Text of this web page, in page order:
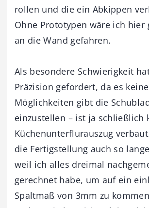
rollen und die ein Abkippen
Ohne Prototypen wäre ich hier
an die Wand gefahren.
Als besondere Schwierigkeit
Präzision gefordert, da es
Möglichkeiten gibt die
einzustellen – ist ja schließlich
Küchenunterflurauszug
die Fertigstellung auch so
weil ich alles dreimal
gerechnet habe, um auf ein
Spaltmaß von 3mm zu